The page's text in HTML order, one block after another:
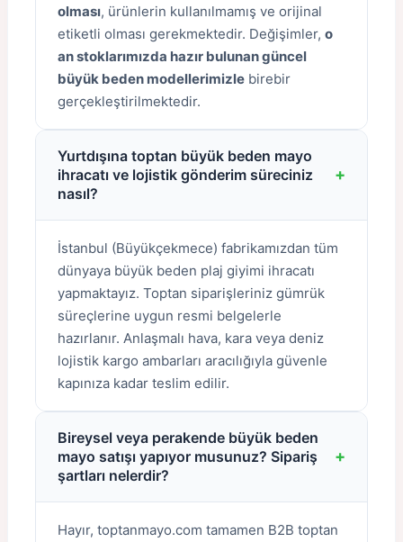
olması, ürünlerin kullanılmamış ve orijinal
etiketli olması gerekmektedir. Değişimler, o
an stoklarımızda hazır bulunan güncel
büyük beden modellerimizle birebir
gerçekleştirilmektedir.
Yurtdışına toptan büyük beden mayo
ihracatı ve lojistik gönderim süreciniz
nasıl?
+
İstanbul (Büyükçekmece) fabrikamızdan tüm
dünyaya büyük beden plaj giyimi ihracatı
yapmaktayız. Toptan siparişleriniz gümrük
süreçlerine uygun resmi belgelerle
hazırlanır. Anlaşmalı hava, kara veya deniz
lojistik kargo ambarları aracılığıyla güvenle
kapınıza kadar teslim edilir.
Bireysel veya perakende büyük beden
mayo satışı yapıyor musunuz? Sipariş
şartları nelerdir?
+
Hayır, toptanmayo.com tamamen B2B toptan